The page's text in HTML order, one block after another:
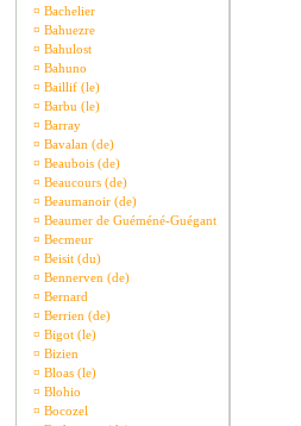
¤ Bachelier
¤ Bahuezre
¤ Bahulost
¤ Bahuno
¤ Baillif (le)
¤ Barbu (le)
¤ Barray
¤ Bavalan (de)
¤ Beaubois (de)
¤ Beaucours (de)
¤ Beaumanoir (de)
¤ Beaumer de Guéméné-Guégant
¤ Becmeur
¤ Beisit (du)
¤ Bennerven (de)
¤ Bernard
¤ Berrien (de)
¤ Bigot (le)
¤ Bizien
¤ Bloas (le)
¤ Blohio
¤ Bocozel